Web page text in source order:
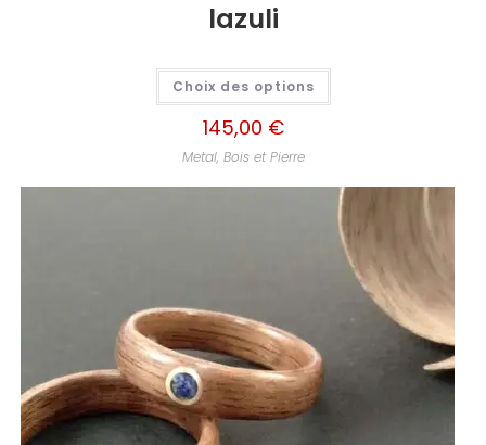
lazuli
Choix des options
145,00 €
Metal, Bois et Pierre